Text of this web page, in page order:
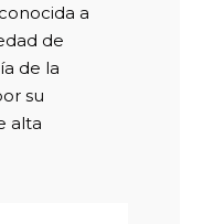
a
de
de la
su
alta